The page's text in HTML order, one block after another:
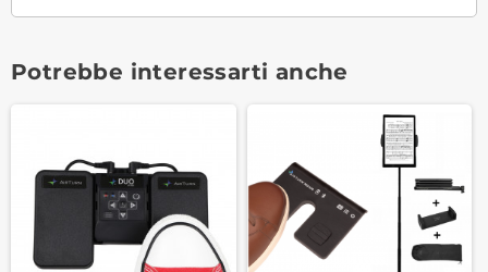
Potrebbe interessarti anche